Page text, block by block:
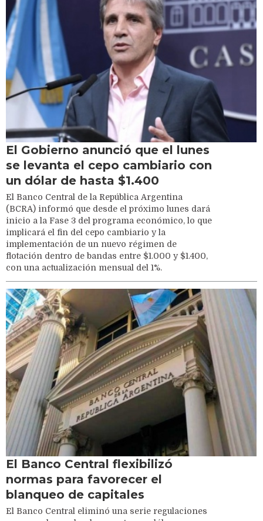
El Gobierno anunció que el lunes
se levanta el cepo cambiario con
un dólar de hasta $1.400
El Banco Central de la República Argentina
(BCRA) informó que desde el próximo lunes dará
inicio a la Fase 3 del programa económico, lo que
implicará el fin del cepo cambiario y la
implementación de un nuevo régimen de
flotación dentro de bandas entre $1.000 y $1.400,
con una actualización mensual del 1%.
El Banco Central flexibilizó
normas para favorecer el
blanqueo de capitales
El Banco Central eliminó una serie regulaciones